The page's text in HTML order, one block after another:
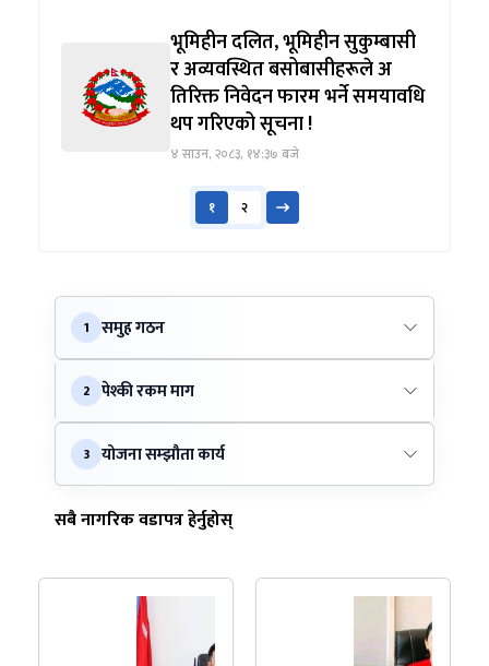
भूमिहीन दलित, भूमिहीन सुकुम्बासी
र अव्यवस्थित बसोबासीहरूले अ
तिरिक्त निवेदन फारम भर्ने समयावधि
थप गरिएको सूचना !
४ साउन, २०८३, १४:३७ बजे
१ २
1 समुह गठन
2 पेश्की रकम माग
3 योजना सम्झौता कार्य
सबै नागरिक वडापत्र हेर्नुहोस्